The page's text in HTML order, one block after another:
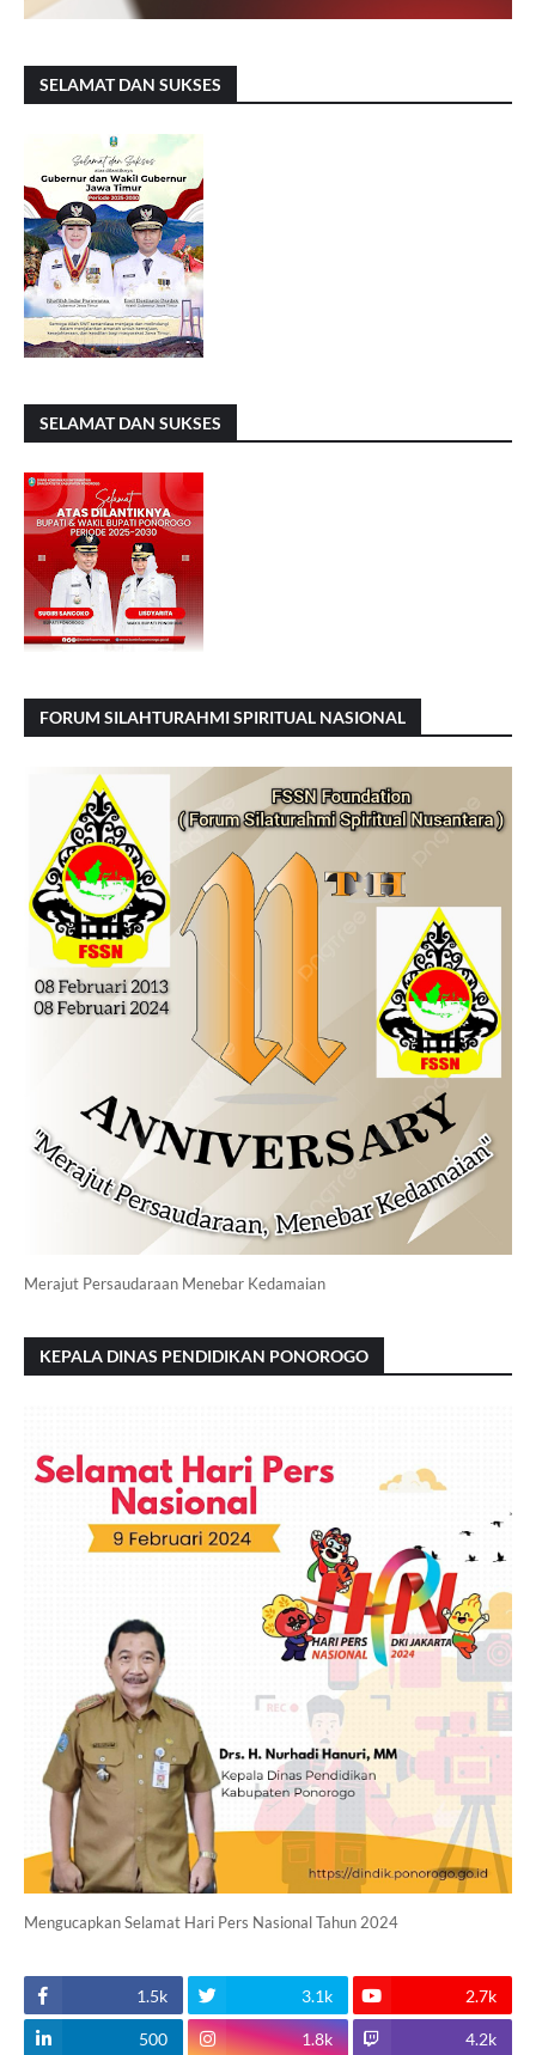
SELAMAT DAN SUKSES
SELAMAT DAN SUKSES
FORUM SILAHTURAHMI SPIRITUAL NASIONAL
Merajut Persaudaraan Menebar Kedamaian
KEPALA DINAS PENDIDIKAN PONOROGO
Mengucapkan Selamat Hari Pers Nasional Tahun 2024
1.5k 3.1k 2.7k
500 1.8k 4.2k